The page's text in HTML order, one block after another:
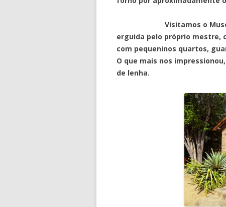
Visitamos o Museu do
erguida pelo próprio mestre,
com pequeninos quartos,
O que mais nos
de lenha.